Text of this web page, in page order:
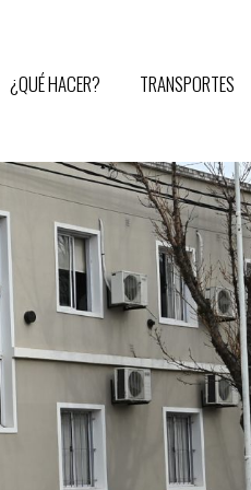
¿QUÉ HACER? TRANSPORTES